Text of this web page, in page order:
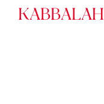
Kabbalah